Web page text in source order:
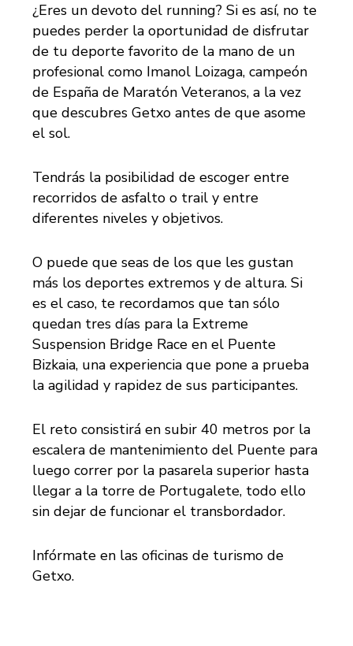
¿Eres un devoto del running? Si es así, no te
puedes perder la oportunidad de disfrutar
de tu deporte favorito de la mano de un
profesional como Imanol Loizaga, campeón
de España de Maratón Veteranos, a la vez
que descubres Getxo antes de que asome
el sol.
Tendrás la posibilidad de escoger entre
recorridos de asfalto o trail y entre
diferentes niveles y objetivos.
O puede que seas de los que les gustan
más los deportes extremos y de altura. Si
es el caso, te recordamos que tan sólo
quedan tres días para la Extreme
Suspension Bridge Race en el Puente
Bizkaia, una experiencia que pone a prueba
la agilidad y rapidez de sus participantes.
El reto consistirá en subir 40 metros por la
escalera de mantenimiento del Puente para
luego correr por la pasarela superior hasta
llegar a la torre de Portugalete, todo ello
sin dejar de funcionar el transbordador.
Infórmate en las oficinas de turismo de
Getxo.